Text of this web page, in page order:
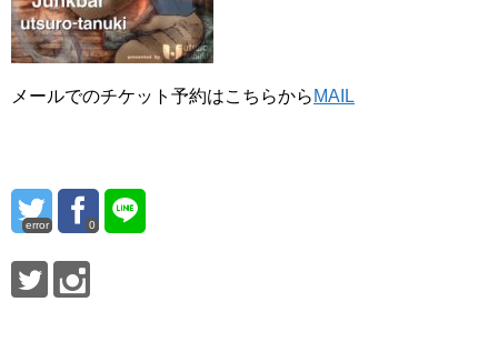
メールでのチケット予約はこちらから MAIL
error 0